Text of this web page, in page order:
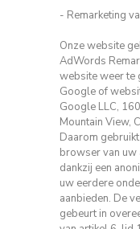
- Remarketing
Onze website
AdWords
website weer te
Google of
Google LLC,
Mountain View,
Daarom
browser van uw
dankzij een
uw eerdere
aanbieden. De
gebeurt in